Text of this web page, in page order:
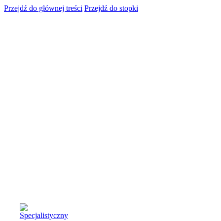
Przejdź do głównej treści Przejdź do stopki